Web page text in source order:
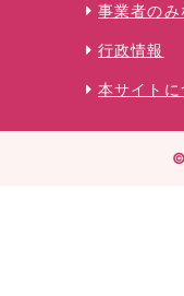
事業者のみ
行政情報
本サイトに